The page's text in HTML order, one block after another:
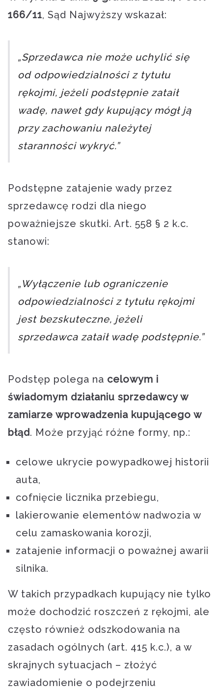
166/11, Sąd Najwyższy wskazał:
„Sprzedawca nie może uchylić się
od odpowiedzialności z tytułu
rękojmi, jeżeli podstępnie zataił
wadę, nawet gdy kupujący mógł ją
przy zachowaniu należytej
staranności wykryć.”
Podstępne zatajenie wady przez
sprzedawcę rodzi dla niego
poważniejsze skutki. Art. 558 § 2 k.c.
stanowi:
„Wyłączenie lub ograniczenie
odpowiedzialności z tytułu rękojmi
jest bezskuteczne, jeżeli
sprzedawca zataił wadę podstępnie.”
Podstęp polega na celowym i
świadomym działaniu sprzedawcy w
zamiarze wprowadzenia kupującego w
błąd. Może przyjąć różne formy, np.:
celowe ukrycie powypadkowej historii
auta,
cofnięcie licznika przebiegu,
lakierowanie elementów nadwozia w
celu zamaskowania korozji,
zatajenie informacji o poważnej awarii
silnika.
W takich przypadkach kupujący nie tylko
może dochodzić roszczeń z rękojmi, ale
często również odszkodowania na
zasadach ogólnych (art. 415 k.c.), a w
skrajnych sytuacjach – złożyć
zawiadomienie o podejrzeniu